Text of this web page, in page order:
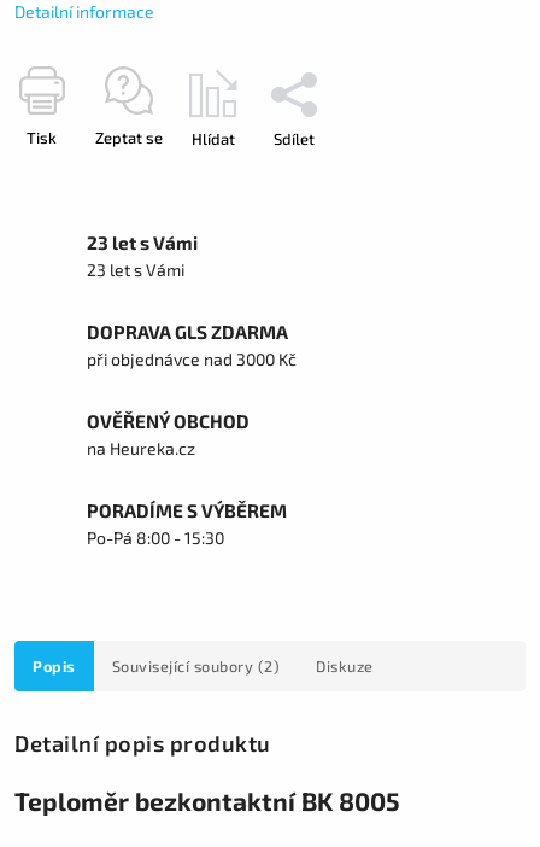
Detailní informace
Tisk Zeptat se Hlídat Sdílet
23 let s Vámi
23 let s Vámi
DOPRAVA GLS ZDARMA
při objednávce nad 3000 Kč
OVĚŘENÝ OBCHOD
na Heureka.cz
PORADÍME S VÝBĚREM
Po-Pá 8:00 - 15:30
Popis Související soubory (2) Diskuze
Detailní popis produktu
Teploměr bezkontaktní BK 8005